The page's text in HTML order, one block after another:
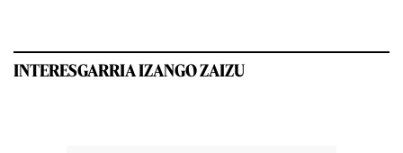
INTERESGARRIA IZANGO ZAIZU